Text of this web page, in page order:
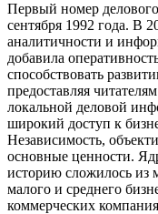
Первый номер
сентября 1992 года. В
аналитичности и
добавила
способствовать
предоставляя
локальной деловой
широкий доступ к
Независимость,
основные ценности.
историю сложилось из
малого и среднего
коммерческих